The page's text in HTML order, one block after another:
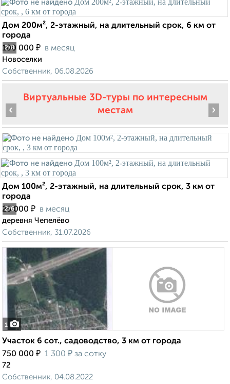
2/8
Дом 200м², 2-этажный, на длительный срок, 6 км от
города
100 000 ₽ в месяц
Новоселки
Собственник, 06.08.2026
Виртуальные 3D-туры по интересным
местам
2/6
‹ ›
Дом 100м², 2-этажный, на длительный срок, 3 км от
города
25 000 ₽ в месяц
деревня Чепелёво
Собственник, 31.07.2026
1
Участок 6 сот., садоводство, 3 км от города
750 000 ₽ 1 300 ₽ за сотку
72
Собственник, 04.08.2022